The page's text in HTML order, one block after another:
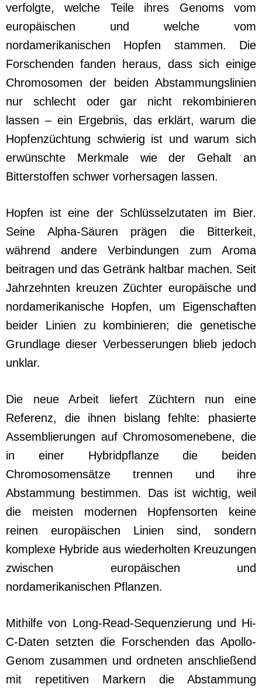
verfolgte, welche Teile ihres Genoms vom
europäischen und welche vom
nordamerikanischen Hopfen stammen. Die
Forschenden fanden heraus, dass sich einige
Chromosomen der beiden Abstammungslinien
nur schlecht oder gar nicht rekombinieren
lassen – ein Ergebnis, das erklärt, warum die
Hopfenzüchtung schwierig ist und warum sich
erwünschte Merkmale wie der Gehalt an
Bitterstoffen schwer vorhersagen lassen.
Hopfen ist eine der Schlüsselzutaten im Bier.
Seine Alpha-Säuren prägen die Bitterkeit,
während andere Verbindungen zum Aroma
beitragen und das Getränk haltbar machen. Seit
Jahrzehnten kreuzen Züchter europäische und
nordamerikanische Hopfen, um Eigenschaften
beider Linien zu kombinieren; die genetische
Grundlage dieser Verbesserungen blieb jedoch
unklar.
Die neue Arbeit liefert Züchtern nun eine
Referenz, die ihnen bislang fehlte: phasierte
Assemblierungen auf Chromosomenebene, die
in einer Hybridpflanze die beiden
Chromosomensätze trennen und ihre
Abstammung bestimmen. Das ist wichtig, weil
die meisten modernen Hopfensorten keine
reinen europäischen Linien sind, sondern
komplexe Hybride aus wiederholten Kreuzungen
zwischen europäischen und
nordamerikanischen Pflanzen.
Mithilfe von Long-Read-Sequenzierung und Hi-
C-Daten setzten die Forschenden das Apollo-
Genom zusammen und ordneten anschließend
mit repetitiven Markern die Abstammung